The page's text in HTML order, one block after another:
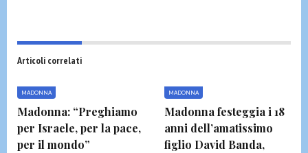
Articoli correlati
MADONNA
Madonna: “Preghiamo
per Israele, per la pace,
per il mondo”
MADONNA
Madonna festeggia i 18
anni dell’amatissimo
figlio David Banda,